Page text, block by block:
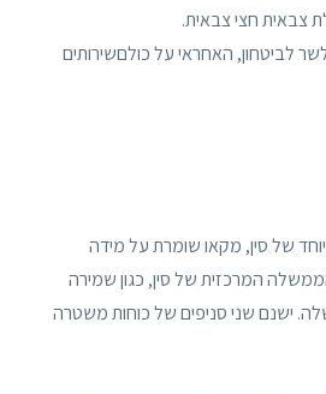
צבאית חצי צבאית.
לביטחון, האחראי על כולםשירותים
של סין, מקאו שומרת על מידה
המרכזית של סין, כגון שמירה
ישנם שני סניפים של כוחות משטרה